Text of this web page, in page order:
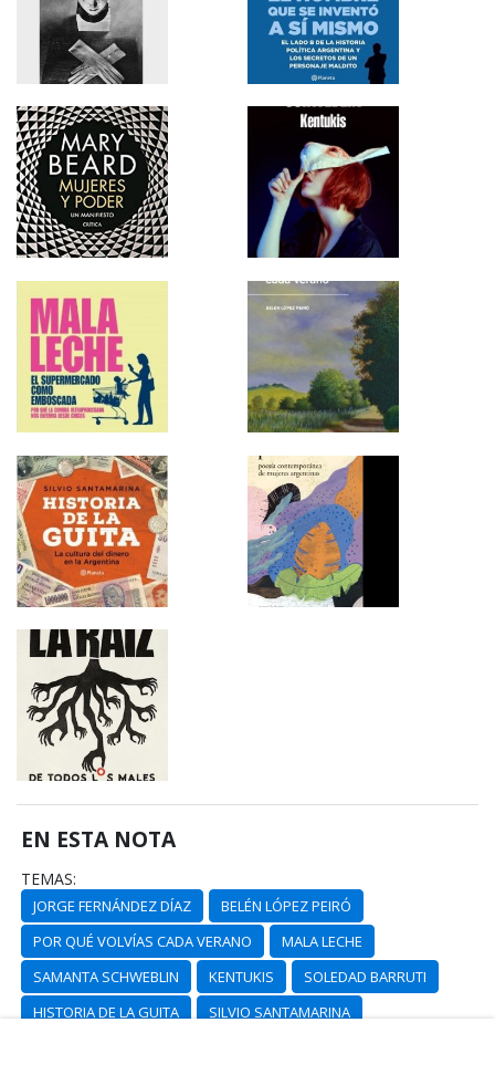
EN ESTA NOTA
TEMAS:
JORGE FERNÁNDEZ DÍAZ
BELÉN LÓPEZ PEIRÓ
POR QUÉ VOLVÍAS CADA VERANO
MALA LECHE
SAMANTA SCHWEBLIN
KENTUKIS
SOLEDAD BARRUTI
HISTORIA DE LA GUITA
SILVIO SANTAMARINA